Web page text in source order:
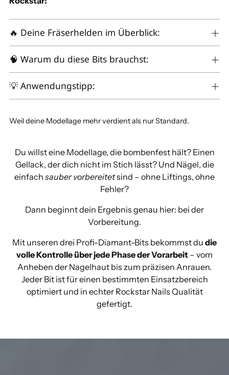
🔥 Deine Fräserhelden im Überblick:
🧠 Warum du diese Bits brauchst:
💡 Anwendungstipp:
Weil deine Modellage mehr verdient als nur Standard.
Du willst eine Modellage, die bombenfest hält? Einen
Gellack, der dich nicht im Stich lässt? Und Nägel, die
einfach sauber vorbereitetsind – ohne Liftings, ohne
Fehler?
Dann beginnt dein Ergebnis genau hier: bei der
Vorbereitung.
Mit unseren drei Profi-Diamant-Bits bekommst du die
volle Kontrolle über jede Phase der Vorarbeit – vom
Anheben der Nagelhaut bis zum präzisen Anrauen.
Jeder Bit ist für einen bestimmten Einsatzbereich
optimiert und in echter Rockstar Nails Qualität
gefertigt.